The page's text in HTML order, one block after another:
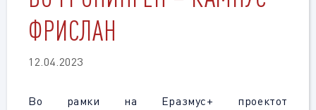
ФРИСЛАН
12.04.2023
Во рамки на Еразмус+ проектот